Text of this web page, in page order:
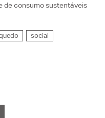
de consumo sustentáveis
social